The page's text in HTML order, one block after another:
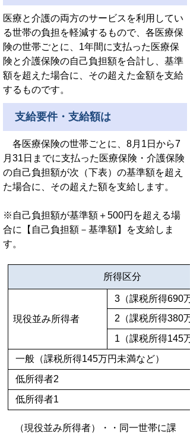
医療と介護の両方のサービスを利用してい
る世帯の負担を軽減するもので、各医療保
険の世帯ごとに、1年間に支払った医療保
険と介護保険の自己負担額を合計し、基準
額を超えた場合に、その超えた金額を支給
するものです。
支給要件・支給額は
各医療保険の世帯ごとに、8月1日から7
月31日までに支払った医療保険・介護保険
の自己負担額が次（下表）の基準額を超え
た場合に、その超えた額を支給します。
※自己負担額が基準額＋500円を超える場
合に【自己負担額－基準額】を支給しま
す。
所得区分
現役並み所得者
3（課税所得690
2（課税所得380
1（課税所得145
一般（課税所得145万円未満など）
低所得者2
低所得者1
（現役並み所得者）・・同一世帯に課